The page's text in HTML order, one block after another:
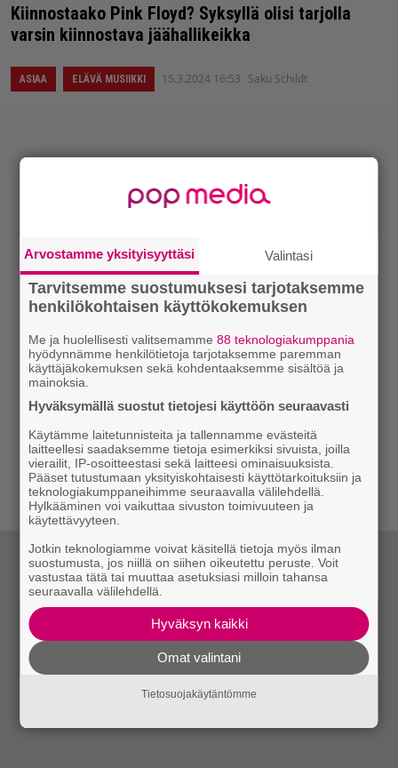
Kiinnostaako Pink Floyd? Syksyllä olisi tarjolla
varsin kiinnostava jäähallikeikka
ASIAA ELÄVÄ MUSIIKKI 15.3.2024 16:53 Saku Schildt
Arvostamme yksityisyyttäsi Valintasi
Tarvitsemme suostumuksesi tarjotaksemme
henkilökohtaisen käyttökokemuksen
Me ja huolellisesti valitsemamme88 teknologiakumppania
hyödynnämme henkilötietoja tarjotaksemme paremman
käyttäjäkokemuksen sekä kohdentaaksemme sisältöä ja
mainoksia.
Hyväksymällä suostut tietojesi käyttöön seuraavasti
Käytämme laitetunnisteita ja tallennamme evästeitä
laitteellesi saadaksemme tietoja esimerkiksi sivuista, joilla
vierailit, IP-osoitteestasi sekä laitteesi ominaisuuksista.
Pääset tutustumaan yksityiskohtaisesti käyttötarkoituksiin ja
teknologiakumppaneihimme seuraavalla välilehdellä.
Hylkääminen voi vaikuttaa sivuston toimivuuteen ja
käytettävyyteen.
Jotkin teknologiamme voivat käsitellä tietoja myös ilman
suostumusta, jos niillä on siihen oikeutettu peruste. Voit
vastustaa tätä tai muuttaa asetuksiasi milloin tahansa
seuraavalla välilehdellä.
Hyväksyn kaikki
Omat valintani
Tietosuojakäytäntömme